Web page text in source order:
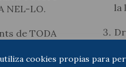
cookies propias para
NEL-LO.
de TODA
de
la